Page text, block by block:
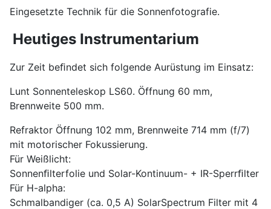
Eingesetzte Technik für die Sonnenfotografie.
Heutiges Instrumentarium
Zur Zeit beﬁndet sich folgende Aurüstung im Einsatz:
Lunt Sonnenteleskop LS60. Öffnung 60 mm,
Brennweite 500 mm.
Refraktor Öffnung 102 mm, Brennweite 714 mm (f/7)
mit motorischer Fokussierung.
Für Weißlicht:
Sonnenﬁlterfolie und Solar-Kontinuum- + IR-Sperrﬁlter
Für H-alpha:
Schmalbandiger (ca. 0,5 A) SolarSpectrum Filter mit 4